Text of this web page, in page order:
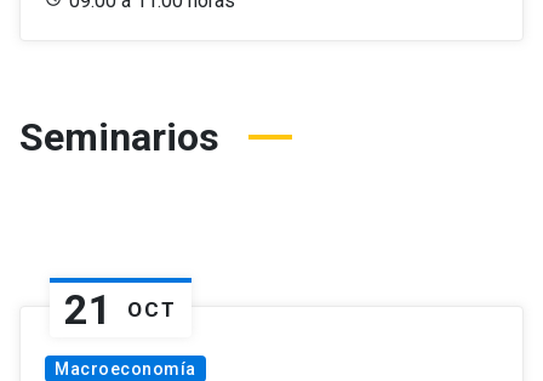
Seminarios
21 OCT
Macroeconomía